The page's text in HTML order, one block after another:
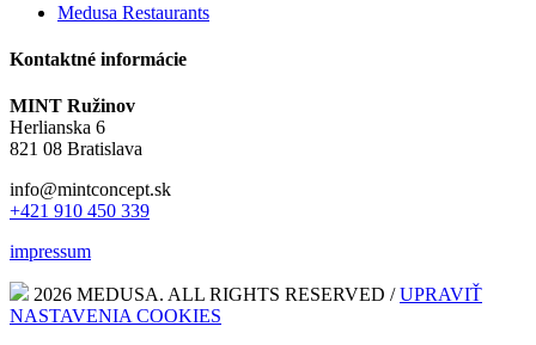
Medusa Restaurants
Kontaktné informácie
MINT Ružinov
Herlianska 6
821 08 Bratislava
info@mintconcept.sk
+421 910 450 339
impressum
2026 MEDUSA. ALL RIGHTS RESERVED /UPRAVIŤ
NASTAVENIA COOKIES